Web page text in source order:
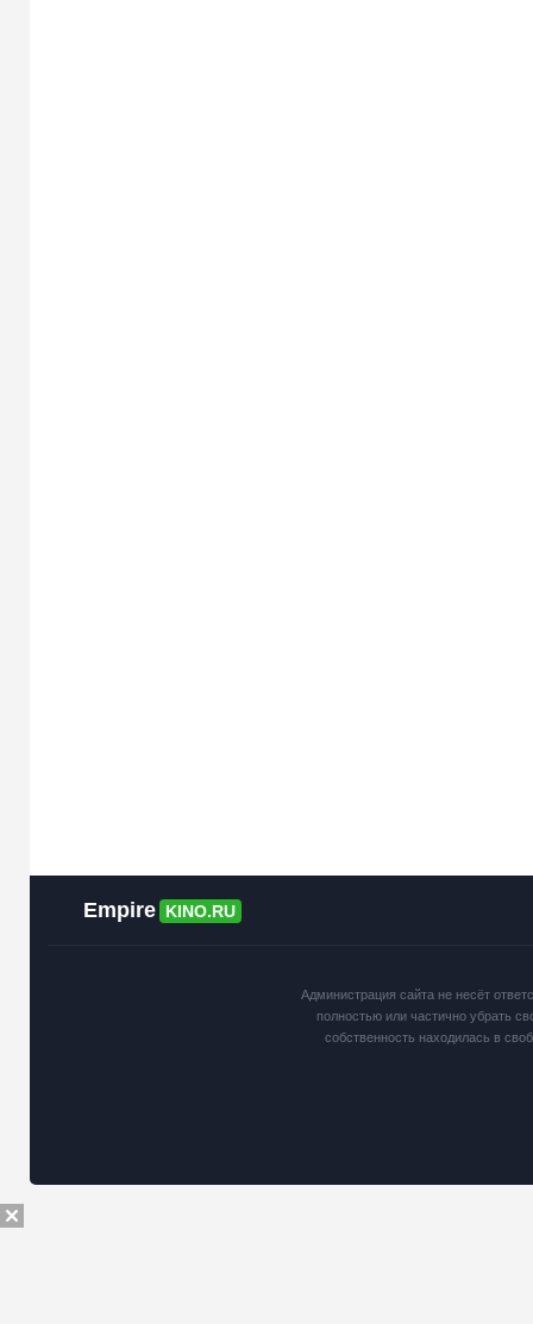
Empire KINO.RU
Администрация сайта не несёт
полностью или частично убрать
собственность находилась в